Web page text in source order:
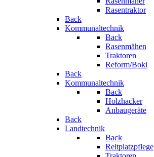
Rasentraktor
Back
Kommunaltechnik
Back
Rasenmähen
Traktoren
Reform/Boki
Back
Kommunaltechnik
Back
Holzhacker
Anbaugeräte
Back
Landtechnik
Back
Reitplatzpflege